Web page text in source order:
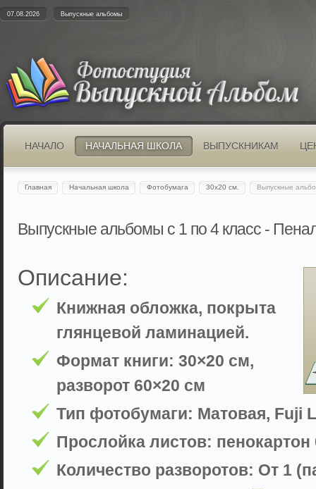
07.08.2026 Выпускные альбомы
НАЧАЛО НАЧАЛЬНАЯ ШКОЛА ВЫПУСКНИКАМ
Главная Начальная школа Фотобумага 30х20 см. Выпускные
Выпускные альбомы с 1 по 4 класс -
Описание:
Книжная обложка, покрыта
глянцевой ламинацией.
Формат книги: 30×20 см,
разворот 60×20 см
Тип фотобумаги: Матовая, Fuji
Прослойка листов:
Количество разворотов: От 1